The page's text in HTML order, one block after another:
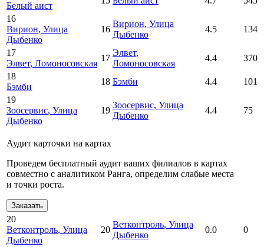
Белый аист
16
Вирион, Улица
Дыбенко
16
Вирион, Улица
Дыбенко
4.5 134
17
Элвет, Ломоносовская
17
Элвет,
Ломоносовская
4.4
370
18
Бэмби
18 Бэмби 4.4
101
19
Зоосервис, Улица
Дыбенко
19
Зоосервис, Улица
Дыбенко
4.4 75
Аудит карточки на картах
Проведем бесплатный аудит ваших филиалов в картах
совместно с аналитиком Ранга, определим слабые места
и точки роста.
Заказать
20
Ветконтроль, Улица
Дыбенко
20
Ветконтроль, Улица
Дыбенко
0.0 0